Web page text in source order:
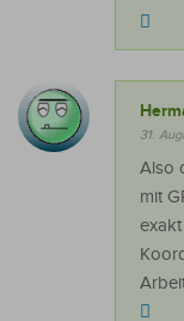
31.
Also
mit